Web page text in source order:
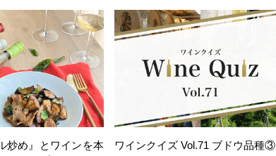
炒め』とワインを本
ワインクイズ Vol.71 ブドウ品種③